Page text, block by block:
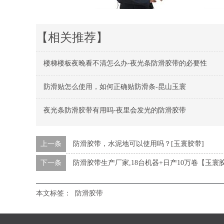
【相关推荐】
楼梯楼板夜晚看不清怎么办-夜光条防滑胶带的必要性
防滑贴怎么使用，如何正确贴防滑条-昆山玉寰
夜光条防滑胶带有用吗-夜里会发光的防滑胶带
上一条 防滑胶带，水泥地可以使用吗？[玉寰胶带]
下一条 防滑胶带生产厂家,18台机器+日产10万卷【玉寰
本文标签： 防滑胶带